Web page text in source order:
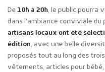
De 10h à 20h, le public pourra
dans l’ambiance conviviale du
artisans locaux ont été
édition, avec une belle
proposés tout au long des
vêtements, articles pour bébé,